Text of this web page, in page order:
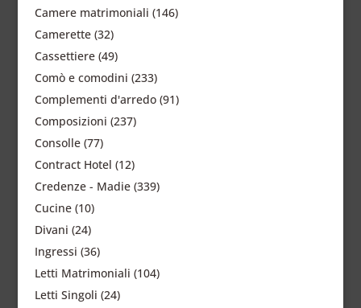
Camere matrimoniali (146)
Camerette (32)
Cassettiere (49)
Comò e comodini (233)
Complementi d'arredo (91)
Composizioni (237)
Consolle (77)
Contract Hotel (12)
Credenze - Madie (339)
Cucine (10)
Divani (24)
Ingressi (36)
Letti Matrimoniali (104)
Letti Singoli (24)